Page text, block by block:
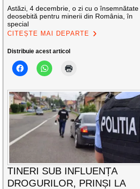
Astăzi, 4 decembrie, o zi cu o însemnătate
deosebită pentru minerii din România, în
special
CITEȘTE MAI DEPARTE
Distribuie acest articol
TINERI SUB INFLUENȚA
DROGURILOR, PRINȘI LA